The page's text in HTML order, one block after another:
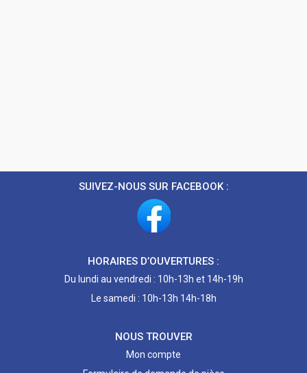
SUIVEZ-NOUS SUR FACEBOOK :
HORAIRES D’OUVERTURES :
Du lundi au vendredi : 10h-13h et 14h-19h
Le samedi : 10h-13h 14h-18h
NOUS TROUVER
Mon compte